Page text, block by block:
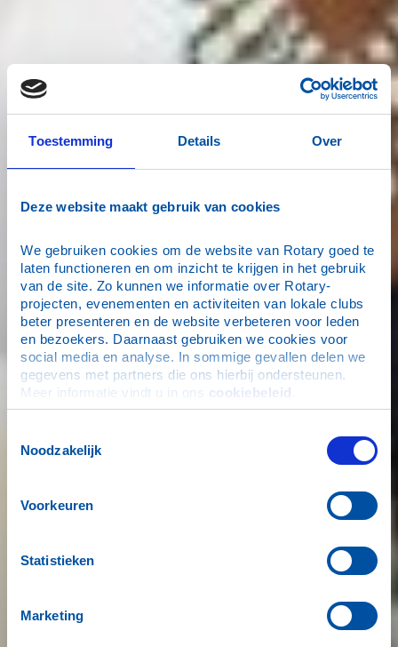
Toestemming Details Over
Deze website maakt gebruik van cookies
We gebruiken cookies om de website van Rotary goed te
laten functioneren en om inzicht te krijgen in het gebruik
van de site. Zo kunnen we informatie over Rotary-
projecten, evenementen en activiteiten van lokale clubs
beter presenteren en de website verbeteren voor leden
en bezoekers. Daarnaast gebruiken we cookies voor
social media en analyse. In sommige gevallen delen we
gegevens met partners die ons hierbij ondersteunen.
Meer informatie vindt u in ons cookiebeleid
Noodzakelijk
Voorkeuren
Statistieken
Marketing